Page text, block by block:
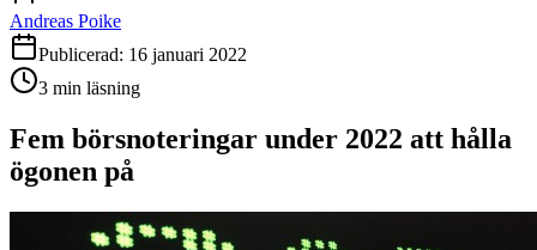
Andreas Poike
Publicerad: 16 januari 2022
3 min läsning
Fem börsnoteringar under 2022 att hålla
ögonen på